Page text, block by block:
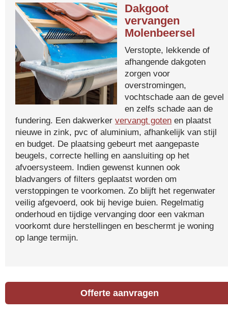
Dakgoot
vervangen
Molenbeersel
Verstopte, lekkende of
afhangende dakgoten
zorgen voor
overstromingen,
vochtschade aan de gevel
en zelfs schade aan de
fundering. Een dakwerker vervangt goten en plaatst
nieuwe in zink, pvc of aluminium, afhankelijk van stijl
en budget. De plaatsing gebeurt met aangepaste
beugels, correcte helling en aansluiting op het
afvoersysteem. Indien gewenst kunnen ook
bladvangers of filters geplaatst worden om
verstoppingen te voorkomen. Zo blijft het regenwater
veilig afgevoerd, ook bij hevige buien. Regelmatig
onderhoud en tijdige vervanging door een vakman
voorkomt dure herstellingen en beschermt je woning
op lange termijn.
Offerte aanvragen